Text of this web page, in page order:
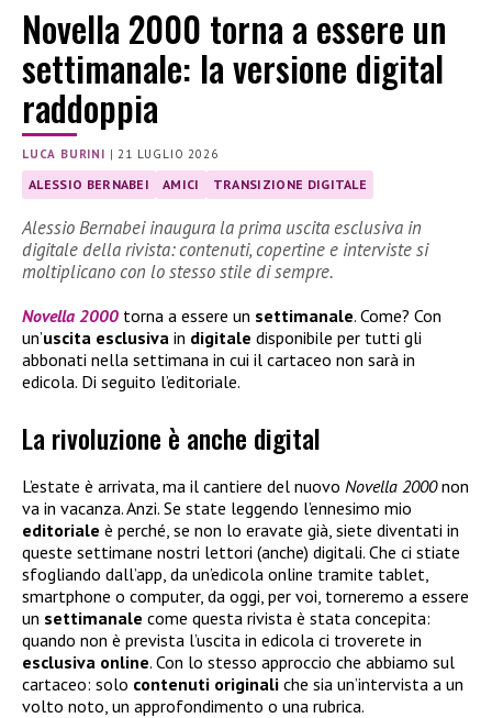
Novella 2000 torna a essere un
settimanale: la versione digital
raddoppia
LUCA BURINI | 21 LUGLIO 2026
ALESSIO BERNABEI AMICI TRANSIZIONE DIGITALE
Alessio Bernabei inaugura la prima uscita esclusiva in
digitale della rivista: contenuti, copertine e interviste si
moltiplicano con lo stesso stile di sempre.
Novella 2000 torna a essere un settimanale. Come? Con
un’uscita esclusiva in digitale disponibile per tutti gli
abbonati nella settimana in cui il cartaceo non sarà in
edicola. Di seguito l’editoriale.
La rivoluzione è anche digital
L’estate è arrivata, ma il cantiere del nuovo Novella 2000non
va in vacanza. Anzi. Se state leggendo l’ennesimo mio
editoriale è perché, se non lo eravate già, siete diventati in
queste settimane nostri lettori (anche) digitali. Che ci stiate
sfogliando dall’app, da un’edicola online tramite tablet,
smartphone o computer, da oggi, per voi, torneremo a essere
un settimanale come questa rivista è stata concepita:
quando non è prevista l’uscita in edicola ci troverete in
esclusiva online. Con lo stesso approccio che abbiamo sul
cartaceo: solo contenuti originali che sia un’intervista a un
volto noto, un approfondimento o una rubrica.